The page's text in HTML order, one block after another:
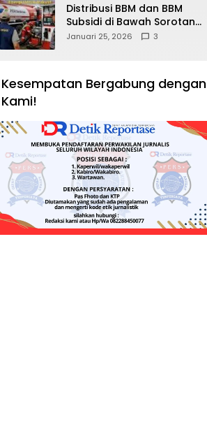
Distribusi BBM dan BBM
Subsidi di Bawah Sorotan
Publik: Antara Kepentingan
Januari 25, 2026 3
Kesempatan Bergabung dengan
Kami!